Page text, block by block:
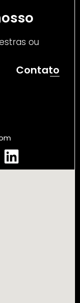
ou
Contato